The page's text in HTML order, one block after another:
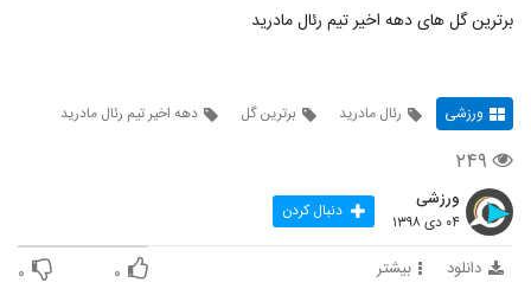
برترین گل های دهه اخیر تیم رئال مادرید
ورزشی رئال مادرید برترین گل دهه اخیر تیم رئال مادرید
۲۴۹
ورزشی
۰۴ دی ۱۳۹۸ دنبال کردن
دانلود بیشتر ۰ ۰